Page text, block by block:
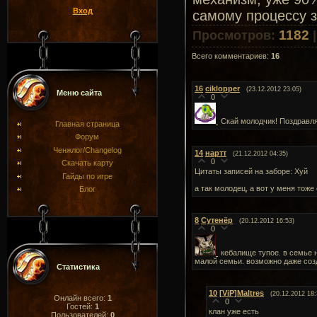
Вход
Меню сайта
Главная страница
Форум
Ченжлог/Changelog
Скачать карту
Гайды по игре
Блог
Статистика
Онлайн всего: 1
Гостей: 1
Пользователей: 0
самому процессу
Просмотров: 1182
Всего комментариев: 16
16 ciklopper (23.12.2012 23:05)
0
Скай молодчик!
14 нартт (21.12.2012 04:35)
0
Цитаты записей на заборе: Хуй
а так молодец, а вот у меня тоже
8 Сутенёр (20.12.2012 16:53)
0
кебалище тупое. в семье
малой семьи. возможно даже
10 [ViP]Maltres (20.12.2012
0
клан уже есть